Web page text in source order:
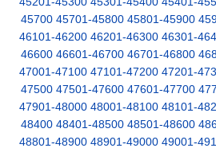
45700 45701-45800 45801-45900
46101-46200 46201-46300 46301-
46600 46601-46700 46701-46800
47001-47100 47101-47200 47201-
47500 47501-47600 47601-47700
47901-48000 48001-48100 48101-
48400 48401-48500 48501-48600
48801-48900 48901-49000 49001-